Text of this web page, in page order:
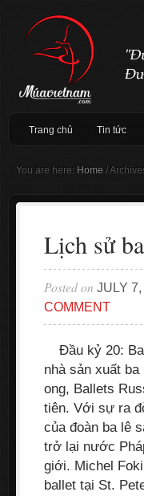
Trang chủ Tin tức
You are here: Home /
Lịch sử
Posted on JULY
COMMENT
Đầu kỷ 20:
nhà sản xuất
ong, Ballets
tiên. Với sự ra
của đoàn ba lê
trở lại nước
giới. Michel
ballet tại St.